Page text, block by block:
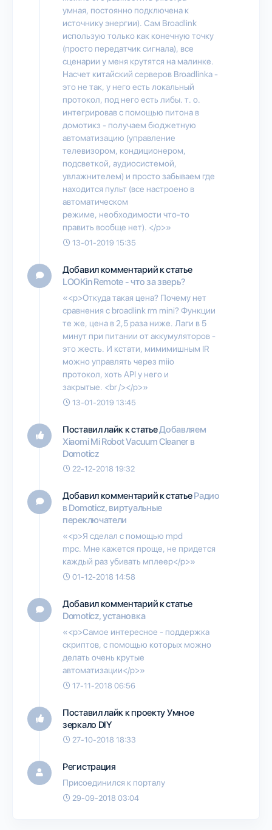
умная, постоянно подключена к
источнику энергии). Сам Broadlink
использую только как конечную точку
(просто передатчик сигнала), все
сценарии у меня крутятся на малинке.
Насчет китайский серверов Broadlinkа -
это не так, у него есть локальный
протокол, под него есть либы. т. о.
интегрировав с помощью питона в
домотикз - получаем бюджетную
автоматизацию (управление
телевизором, кондиционером,
подсветкой, аудиосистемой,
увлажнителем) и просто забываем где
находится пульт (все настроено в
автоматическом
режиме, необходимости что-то
править вообще нет). </p>»
13-01-2019 15:35
Добавил комментарий к статье
LOOKin Remote - что за зверь?
«<p>Откуда такая цена? Почему нет
сравнения с broadlink rm mini? Функции
те же, цена в 2,5 раза ниже. Лаги в 5
минут при питании от аккумуляторов -
это жесть. И кстати, мимимишным IR
можно управлять через miio
протокол, хоть API у него и
закрытые. <br /></p>»
13-01-2019 13:45
Поставил лайк к статьеДобавляем
Xiaomi Mi Robot Vacuum Cleaner в
Domoticz
22-12-2018 19:32
Добавил комментарий к статьеРадио
в Domoticz, виртуальные
переключатели
«<p>Я сделал с помощью mpd
mpc. Мне кажется проще, не придется
каждый раз убивать мплеер</p>»
01-12-2018 14:58
Добавил комментарий к статье
Domoticz, установка
«<p>Самое интересное - поддержка
скриптов, с помощью которых можно
делать очень крутые
автоматизации</p>»
17-11-2018 06:56
Поставил лайк к проектуУмное
зеркало DIY
27-10-2018 18:33
Регистрация
Присоединился к порталу
29-09-2018 03:04